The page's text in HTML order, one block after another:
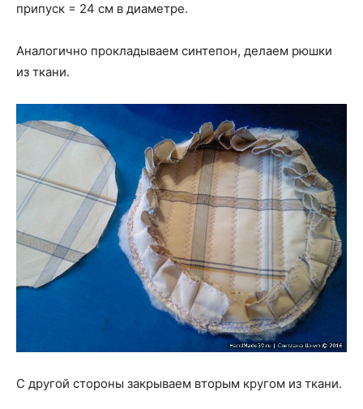
припуск = 24 см в диаметре.
Аналогично прокладываем синтепон, делаем рюшки
из ткани.
С другой стороны закрываем вторым кругом из ткани.